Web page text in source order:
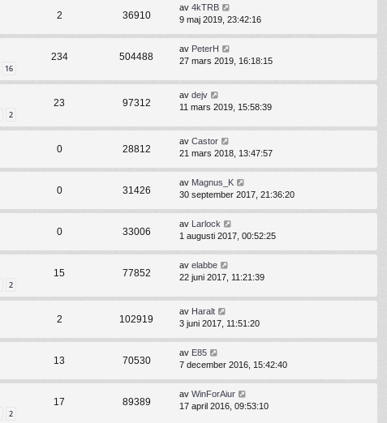
2 36910
av 4kTRB
9 maj 2019, 23:42:16
16
234 504488
av PeterH
27 mars 2019, 16:18:15
2
23 97312
av dejv
11 mars 2019, 15:58:39
0 28812
av Castor
21 mars 2018, 13:47:57
0 31426
av Magnus_K
30 september 2017, 21:36:20
0 33006
av Larlock
1 augusti 2017, 00:52:25
2
15 77852
av elabbe
22 juni 2017, 11:21:39
2 102919
av Haralt
3 juni 2017, 11:51:20
13 70530
av E85
7 december 2016, 15:42:40
2
17 89389
av WinForAiur
17 april 2016, 09:53:10